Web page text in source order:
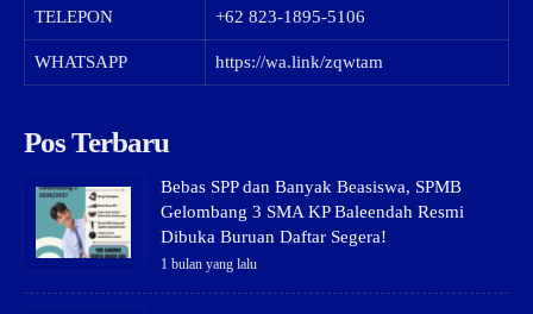
TELEPON +62 823-1895-5106
WHATSAPP https://wa.link/zqwtam
Pos Terbaru
Bebas SPP dan Banyak Beasiswa, SPMB
Gelombang 3 SMA KP Baleendah Resmi
Dibuka Buruan Daftar Segera!
1 bulan yang lalu